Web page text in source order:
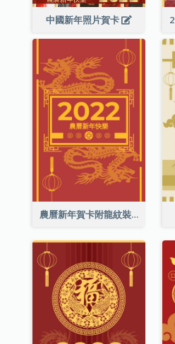
中國新年照片賀卡
農曆新年賀卡附龍紋裝飾